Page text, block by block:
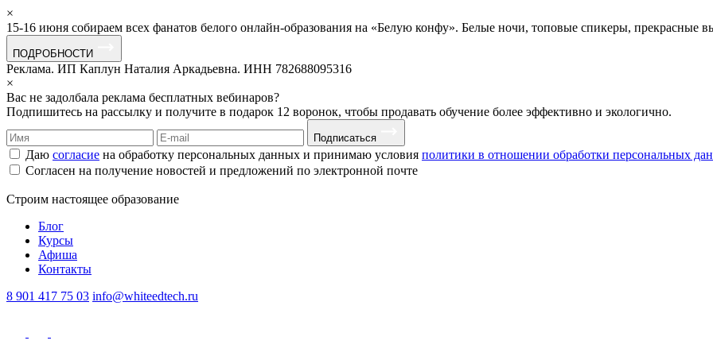
×
15-16 июня собираем всех фанатов белого онлайн-образования на «Белую конфу». Белые ночи, топовые спикеры, прекрасные
ПОДРОБНОСТИ
Реклама. ИП Каплун Наталия Аркадьевна. ИНН 782688095316
×
Вас не задолбала реклама бесплатных вебинаров?
Подпишитесь на рассылку и получите в подарок 12 воронок, чтобы продавать обучение более эффективно и экологично.
Подписаться
Даю согласие на обработку персональных данных и принимаю условия политики в отношении обработки персональных
Согласен на получение новостей и предложений по электронной почте
Строим настоящее образование
Блог
Курсы
Афиша
Контакты
8 901 417 75 03 info@whiteedtech.ru